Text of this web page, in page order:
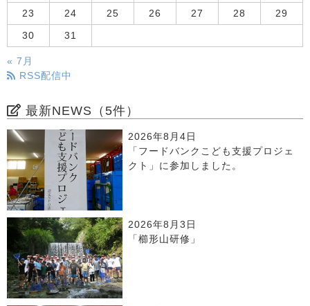
23 24 25 26 27 28 29
30 31
« 7月
RSS配信中
最新NEWS（5件）
2026年8月4日
「フードバンクこども支援プロジェ
クト」に参加しました。
2026年8月3日
「櫛形山研修」